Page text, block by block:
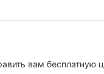
вам бесплатную